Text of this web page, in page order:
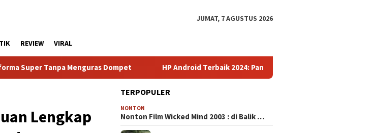
JUMAT, 7 AGUSTUS 2026
REVIEW VIRAL
Dompet HP Android Terbaik 2024: Panduan Lengkap Pilih Smartphone Impresif dengan
Lengkap
TERPOPULER
NONTON
Nonton Film Wicked Mind 2003 : di Balik …